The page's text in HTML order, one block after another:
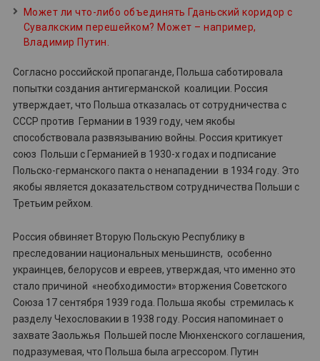
Может ли что-либо объединять Гданьский коридор с
Сувалкским перешейком? Может – например,
Владимир Путин.
Согласно российской пропаганде, Польша саботировала
попытки создания антигерманской коалиции. Россия
утверждает, что Польша отказалась от сотрудничества с
СССР против Германии в 1939 году, чем якобы
способствовала развязыванию войны. Россия критикует
союз Польши с Германией в 1930-х годах и подписание
Польско-германского пакта о ненападении в 1934 году. Это
якобы является доказательством сотрудничества Польши с
Третьим рейхом.
Россия обвиняет Вторую Польскую Республику в
преследовании национальных меньшинств, особенно
украинцев, белорусов и евреев, утверждая, что именно это
стало причиной «необходимости» вторжения Советского
Союза 17 сентября 1939 года. Польша якобы стремилась к
разделу Чехословакии в 1938 году. Россия напоминает о
захвате Заольжья Польшей после Мюнхенского соглашения,
подразумевая, что Польша была агрессором. Путин